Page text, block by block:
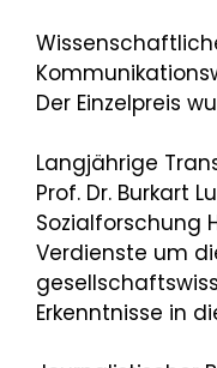
Der Einzelpreis
Langjährige
Prof. Dr. Burkart
Sozialforschung
Verdienste um
Erkenntnisse in